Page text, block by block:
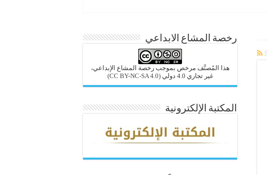
رخصة المشاع الابداعي
هذا المُصنَّف مرخص بموجب رخصة المشاع الإبداعي،
غير تجاري 4.0 دولي
(CC BY-NC-SA 4.0)
المكتبة الإلكترونية